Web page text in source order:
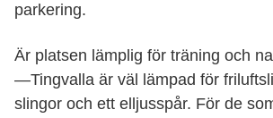
parkering.
Är platsen lämplig för träning och
—Tingvalla är väl lämpad för
slingor och ett elljusspår. För de